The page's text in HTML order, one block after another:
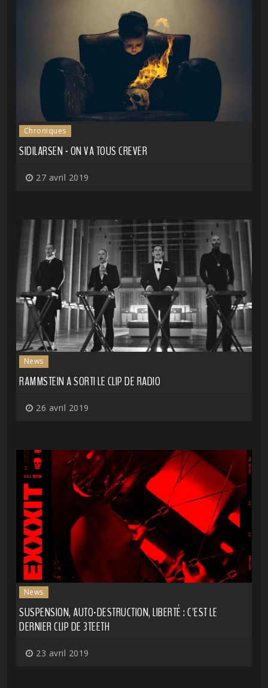
Chroniques
SIDILARSEN - ON VA TOUS CREVER
27 avril 2019
News
RAMMSTEIN A SORTI LE CLIP DE RADIO
26 avril 2019
News
SUSPENSION, AUTO-DESTRUCTION, LIBERTÉ : C'EST LE
DERNIER CLIP DE 3TEETH
23 avril 2019